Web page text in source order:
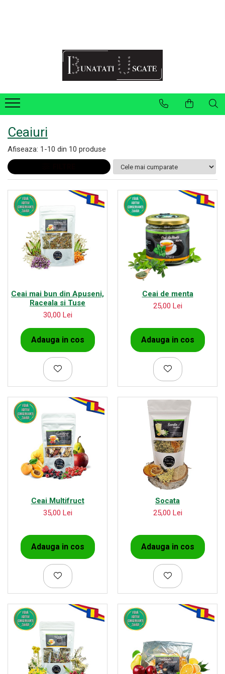
Fructe
Pulberi
Ceaiuri
Afiseaza: 1-10 din 10 produse
Ceai mai bun din Apuseni,
Raceala si Tuse
30,00 Lei
Adauga in cos
Ceai de menta
25,00 Lei
Adauga in cos
Ceai Multifruct
35,00 Lei
Adauga in cos
Socata
25,00 Lei
Adauga in cos